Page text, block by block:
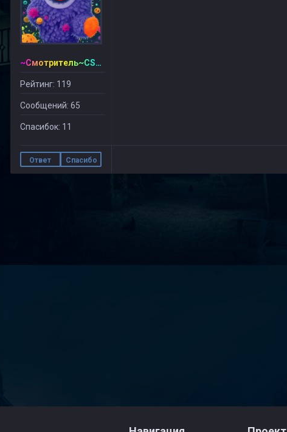
~Смотритель~CSDM ©
Рейтинг: 119
Сообщений: 65
Спасибок: 11
Ответ Спасибо